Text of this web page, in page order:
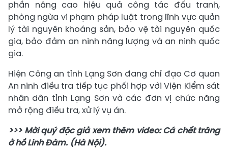
phần nâng cao hiệu quả công tác đấu tranh,
phòng ngừa vi phạm pháp luật trong lĩnh vực quản
lý tài nguyên khoáng sản, bảo vệ tài nguyên quốc
gia, bảo đảm an ninh năng lượng và an ninh quốc
gia.
Hiện Công an tỉnh Lạng Sơn đang chỉ đạo Cơ quan
An ninh điều tra tiếp tục phối hợp với Viện Kiểm sát
nhân dân tỉnh Lạng Sơn và các đơn vị chức năng
mở rộng điều tra, xử lý vụ án.
>>> Mời quý độc giả xem thêm video: Cá chết trăng
ở hồ Linh Đàm. (Hà Nội).